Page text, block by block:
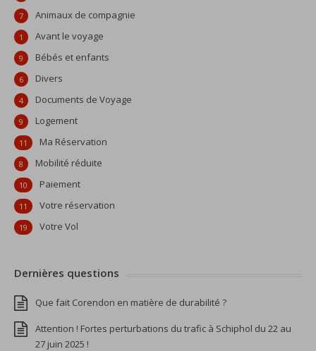
Animaux de compagnie
7
Avant le voyage
1
Bébés et enfants
9
Divers
6
Documents de Voyage
4
Logement
9
Ma Réservation
11
Mobilité réduite
8
Paiement
10
Votre réservation
11
Votre Vol
19
Dernières questions
Que fait Corendon en matière de durabilité ?
Attention ! Fortes perturbations du trafic à Schiphol du 22 au
27 juin 2025 !